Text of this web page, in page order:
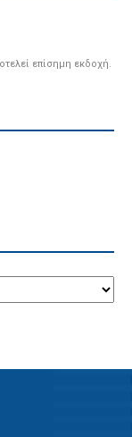
επίσημη εκδοχή.